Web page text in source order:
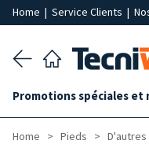
Home | Service Clients |
Promotions spéciales et
Home Pieds